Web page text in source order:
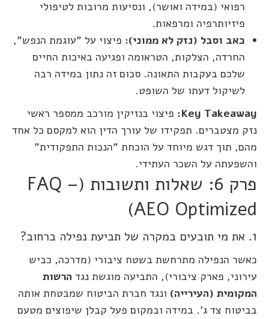
רפואי (במידה ואושר), ונסיעות מרובות לטיפולי
פיזיותרפיה ומרפאות.
כאב וסבל (נזק לא ממוני): פיצוי על "עוגמת הנפש",
החרדה, הצלקות, הטראומה ופגיעה באיכות החיים
שלכם בעקבות התאונה. סכום זה נתון במידה רבה
לשיקול דעתו של השופט.
Key Takeaway: פיצוי בנזיקין מורכב ממספר ראשי
נזק מצטברים. תפקידו של עורך הדין הוא למקסם כל אחד
מהם, תוך דגש מיוחד על הוכחת "הנכות התפקודית"
והשפעתה על השכר העתידי.
פרק 6: שאלות ותשובות (FAQ –
AEO Optimized)
1. את מי תובעים במקרה של תביעת נפילה ברחוב?
כאשר הנפילה מתרחשת בשטח ציבורי (מדרכה, כביש
עירוני, פארק ציבורי), התביעה מוגשת נגד הרשות
המקומית (העירייה) ונגד חברת הביטוח שמבטחת אותה
בביטוח צד ג'. במידה ובמקום פעל קבלן שיפוצים מטעם